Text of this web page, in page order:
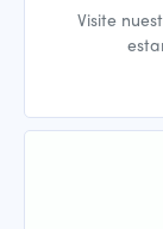
Visite